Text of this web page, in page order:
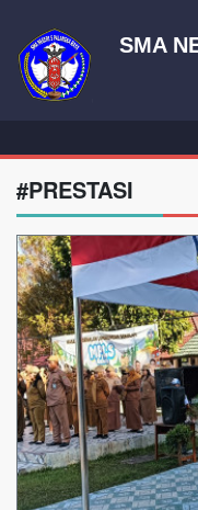
SMA
#PRESTASI